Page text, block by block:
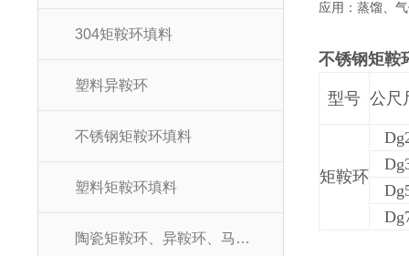
304矩鞍环填料
塑料异鞍环
不锈钢矩鞍环填料
塑料矩鞍环填料
陶瓷矩鞍环、异鞍环、马鞍环填料
应用：蒸馏、
不锈钢矩鞍
型号 公尺
矩鞍环